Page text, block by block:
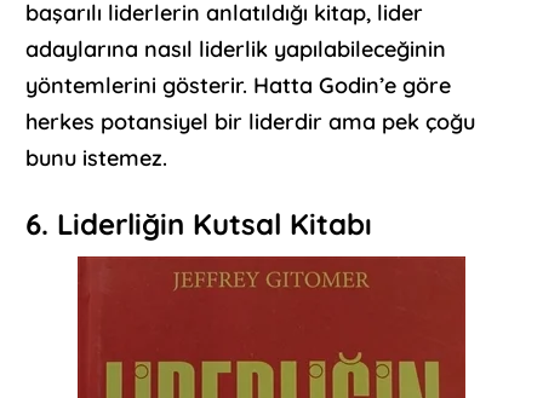
başarılı liderlerin anlatıldığı kitap, lider
adaylarına nasıl liderlik yapılabileceğinin
yöntemlerini gösterir. Hatta Godin’e göre
herkes potansiyel bir liderdir ama pek çoğu
bunu istemez.
6. Liderliğin Kutsal Kitabı